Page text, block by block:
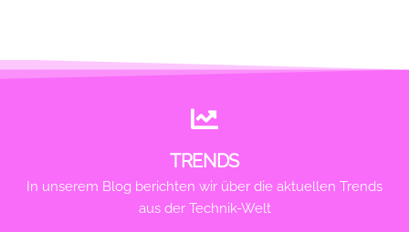
TRENDS
In unserem Blog berichten wir über die aktuellen Trends
aus der Technik-Welt